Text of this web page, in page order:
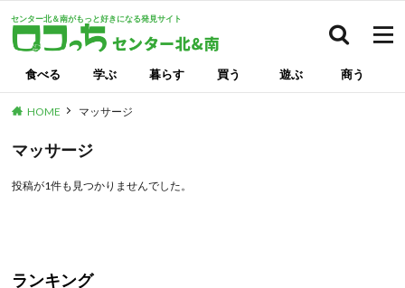
センター北＆南がもっと好きになる発見サイト
食べる 学ぶ 暮らす 買う 遊ぶ 商う
HOME マッサージ
マッサージ
投稿が1件も見つかりませんでした。
ランキング